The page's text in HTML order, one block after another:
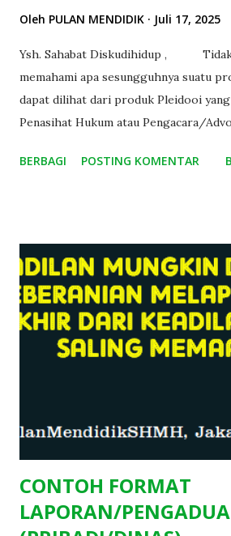
Oleh PULAN MENDIDIK Juli 17, 2025
Ysh. Sahabat Diskudihidup , Tidak
memahami apa sesungguhnya suatu
dapat dilihat dari produk Pleidooi
Penasihat Hukum atau Pengacara/
terhadap maksud dan tujuan suatu
Pleidooi adalah suatu tanggapan dari
ataupun Pengacara/Advokat
Militer ataupun Jaksa Penuntut Umum
dengan perihal hubungan antara
fakta yang terungkap selama
BERBAGI POSTING KOMENTAR
CONTOH FORMAT
LAPORAN/